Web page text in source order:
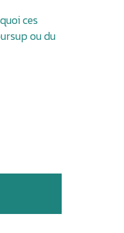
ces
ou du